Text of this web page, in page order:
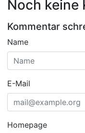
Noch keine
Kommentar
Name
E-Mail
Homepage